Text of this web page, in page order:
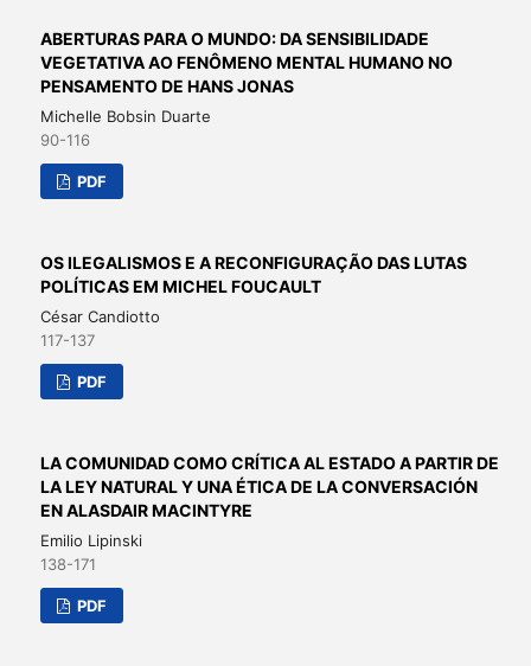
ABERTURAS PARA O MUNDO: DA SENSIBILIDADE
VEGETATIVA AO FENÔMENO MENTAL HUMANO NO
PENSAMENTO DE HANS JONAS
Michelle Bobsin Duarte
90-116
PDF
OS ILEGALISMOS E A RECONFIGURAÇÃO DAS LUTAS
POLÍTICAS EM MICHEL FOUCAULT
César Candiotto
117-137
PDF
LA COMUNIDAD COMO CRÍTICA AL ESTADO A PARTIR DE
LA LEY NATURAL Y UNA ÉTICA DE LA CONVERSACIÓN
EN ALASDAIR MACINTYRE
Emilio Lipinski
138-171
PDF